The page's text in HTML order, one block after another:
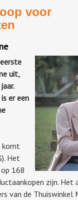
voor
uit,
er een
komt
Het
168
zijn. Het
van de Thuiswinkel